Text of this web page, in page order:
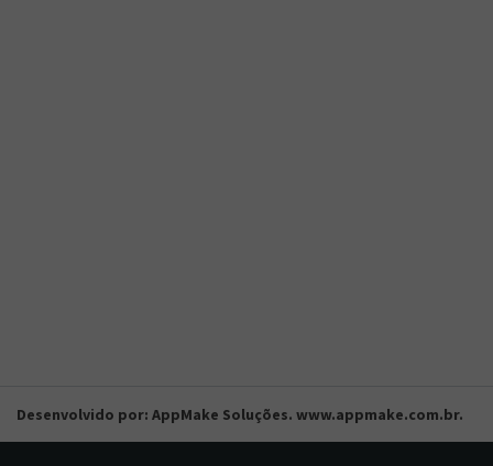
Desenvolvido por: AppMake Soluções. www.appmake.com.br.